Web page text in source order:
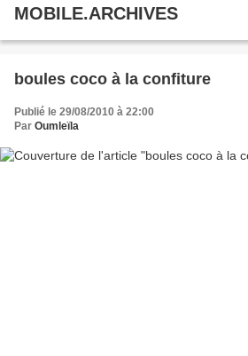
MOBILE.ARCHIVES
boules coco à la confiture
Publié le 29/08/2010 à 22:00
Par Oumleïla